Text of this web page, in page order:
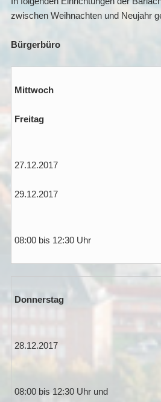
zwischen Weihnachten und Neujahr
Bürgerbüro
Mittwoch
Freitag
27.12.2017
29.12.2017
08:00 bis 12:30 Uhr
Donnerstag
28.12.2017
08:00 bis 12:30 Uhr und